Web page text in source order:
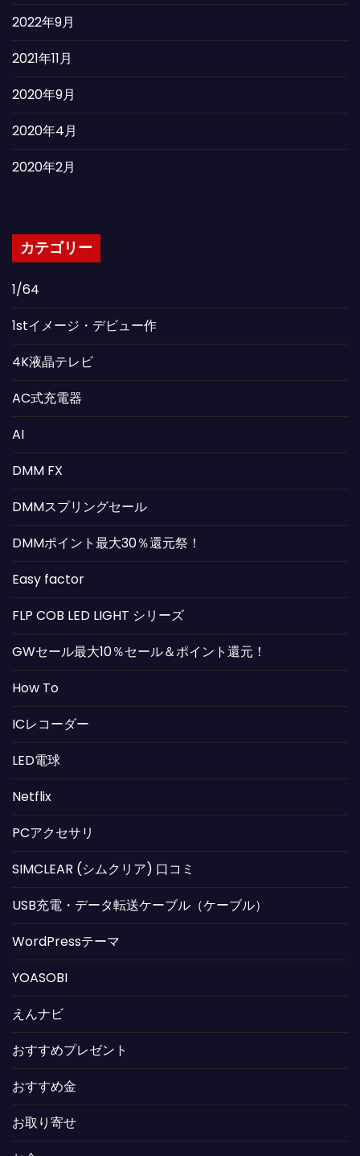
2022年9月
2021年11月
2020年9月
2020年4月
2020年2月
カテゴリー
1/64
1stイメージ・デビュー作
4K液晶テレビ
AC式充電器
AI
DMM FX
DMMスプリングセール
DMMポイント最大30％還元祭！
Easy factor
FLP COB LED LIGHT シリーズ
GWセール最大10％セール＆ポイント還元！
How To
ICレコーダー
LED電球
Netflix
PCアクセサリ
SIMCLEAR (シムクリア) 口コミ
USB充電・データ転送ケーブル（ケーブル）
WordPressテーマ
YOASOBI
えんナビ
おすすめプレゼント
おすすめ金
お取り寄せ